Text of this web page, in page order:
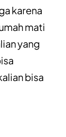
karena
mati
yang
bisa